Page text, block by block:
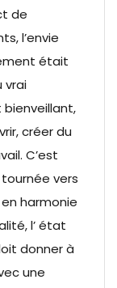
de
l’envie
était
vrai
créer du
C’est
vers
harmonie
l’ état
donner à
une